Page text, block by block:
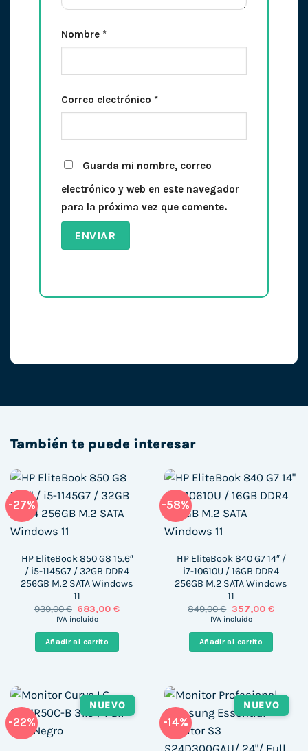
Nombre *
Correo electrónico *
Guarda mi nombre, correo
electrónico y web en este navegador
para la próxima vez que comente.
También te puede interesar
-27%
HP EliteBook 850 G8 15.6″
/ i5-1145G7 / 32GB DDR4
256GB M.2 SATA Windows
11
939,00€ El
precio
era:
939,00 €.
683,00€El
IVA incluido
Añadir al carrito
-58%
HP EliteBook 840 G7 14″ /
i7-10610U / 16GB DDR4
256GB M.2 SATA Windows
11
849,00€ El
precio
era:
849,00 €.
357,00 €El
IVA incluido
Añadir al carrito
-22%
NUEVO
-14%
NUEVO